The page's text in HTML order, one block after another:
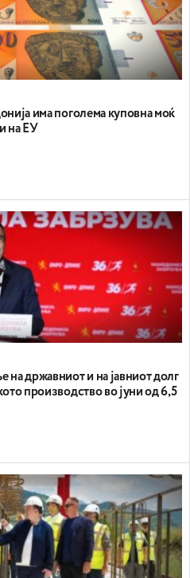
има поголема куповна моќ
на ЕУ
државниот и на јавниот долг
производство во јуни од 6,5